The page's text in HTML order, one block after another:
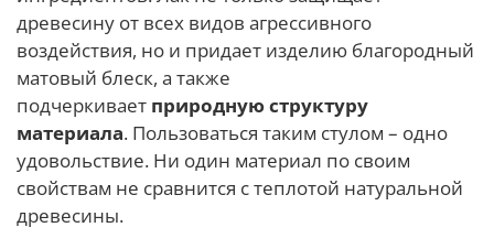
древесину от всех видов агрессивного
воздействия, но и придает изделию благородный
матовый блеск, а также
подчеркивает природную структуру
материала. Пользоваться таким стулом – одно
удовольствие. Ни один материал по своим
свойствам не сравнится с теплотой натуральной
древесины.